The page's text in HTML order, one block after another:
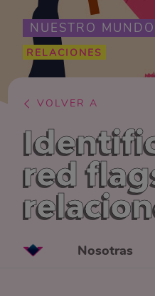
NUESTRO MUNDO
RELACIONES
VOLVER A
red
Nosotras